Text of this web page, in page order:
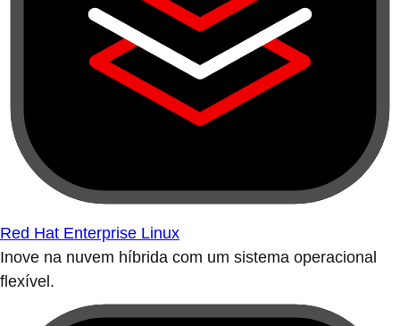
Red Hat Enterprise Linux
Inove na nuvem híbrida com um sistema operacional
flexível.